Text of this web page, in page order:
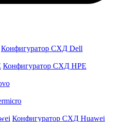
Конфигуратор СХД Dell
Конфигуратор СХД HPE
Конфигуратор СХД Huawei